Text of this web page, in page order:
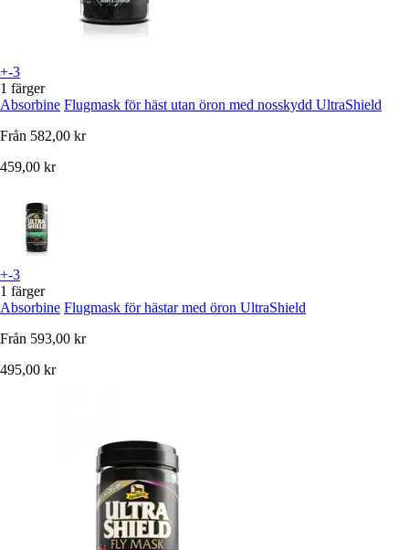
+-3
1 färger
Absorbine Flugmask för häst utan öron med nosskydd UltraShield
Från 582,00 kr
459,00 kr
+-3
1 färger
Absorbine Flugmask för hästar med öron UltraShield
Från 593,00 kr
495,00 kr